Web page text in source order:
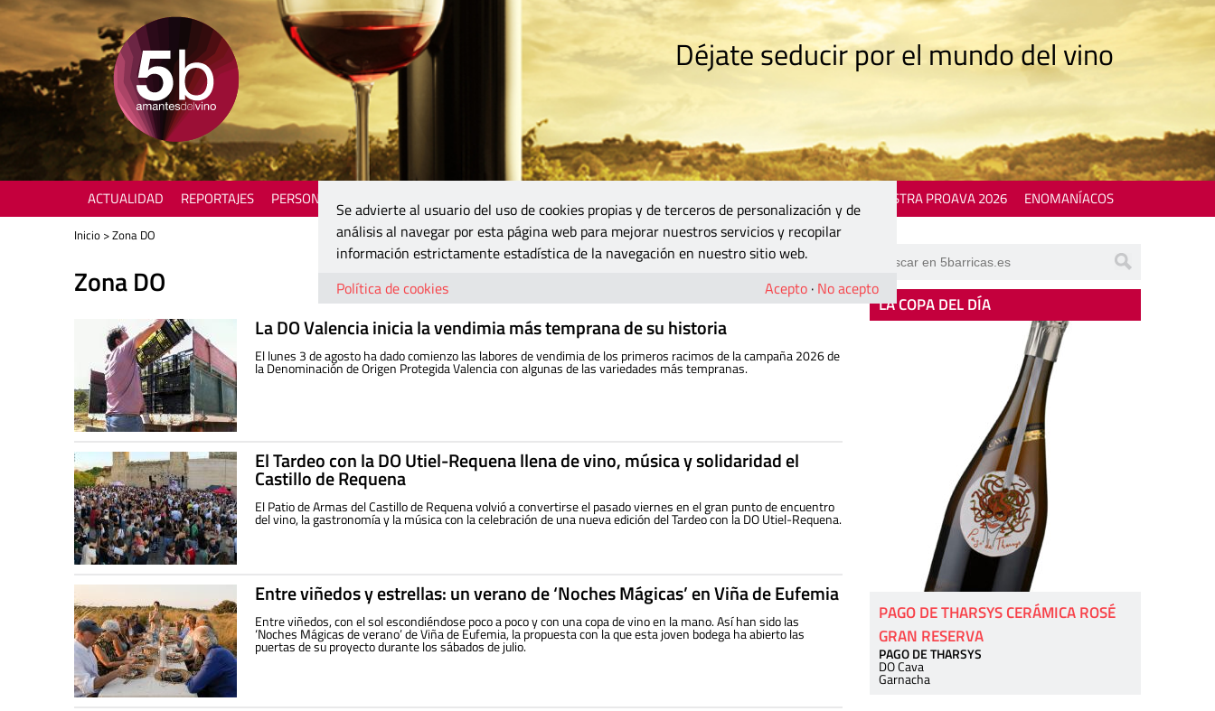
Déjate seducir por el mundo del vino
ACTUALIDAD REPORTAJES PERSONAJES MOSTRA PROAVA 2026 ENOMANÍACOS
Inicio > Zona DO
Zona DO
La DO Valencia inicia la vendimia más temprana de su historia
El lunes 3 de agosto ha dado comienzo las labores de vendimia de los primeros racimos de la campaña 2026 de
la Denominación de Origen Protegida Valencia con algunas de las variedades más tempranas.
El Tardeo con la DO Utiel-Requena llena de vino, música y solidaridad el
Castillo de Requena
El Patio de Armas del Castillo de Requena volvió a convertirse el pasado viernes en el gran punto de encuentro
del vino, la gastronomía y la música con la celebración de una nueva edición del Tardeo con la DO Utiel-Requena.
Entre viñedos y estrellas: un verano de ‘Noches Mágicas’ en Viña de Eufemia
Entre viñedos, con el sol escondiéndose poco a poco y con una copa de vino en la mano. Así han sido las
‘Noches Mágicas de verano’ de Viña de Eufemia, la propuesta con la que esta joven bodega ha abierto las
puertas de su proyecto durante los sábados de julio.
LA COPA DEL DÍA
PAGO DE THARSYS CERÁMICA ROSÉ
GRAN RESERVA
PAGO DE THARSYS
DO Cava
Garnacha
Se advierte al usuario del uso de cookies propias y de terceros de personalización y de
análisis al navegar por esta página web para mejorar nuestros servicios y recopilar
información estrictamente estadística de la navegación en nuestro sitio web.
Política de cookies
Acepto · No acepto